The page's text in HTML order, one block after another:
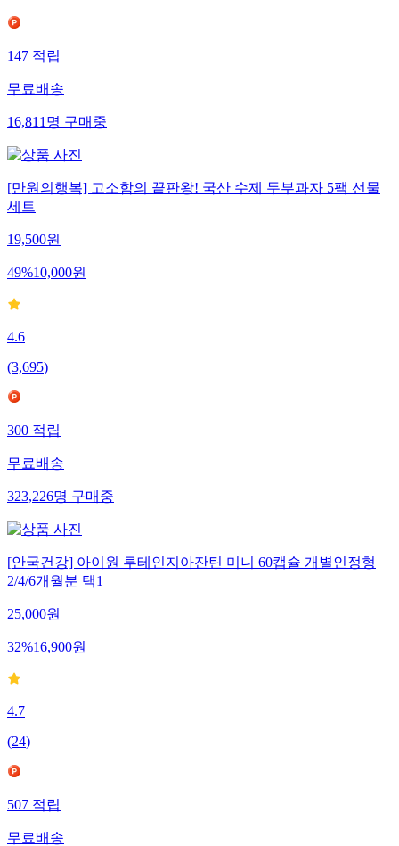
147적립
무료배송
16,811명구매중
[만원의행복] 고소함의 끝판왕! 국산 수제 두부과자 5팩 선물
세트
19,500원
49%10,000원
4.6
(3,695)
300적립
무료배송
323,226명구매중
[안국건강] 아이원 루테인지아잔틴 미니 60캡슐 개별인정형
2/4/6개월분 택1
25,000원
32%16,900원
4.7
(24)
507적립